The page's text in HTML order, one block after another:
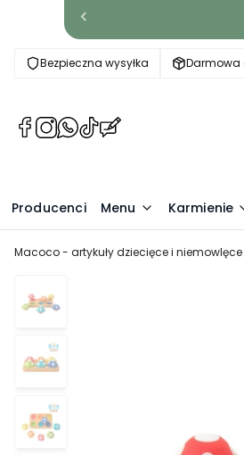
Bezpieczna wysyłka Darmowa
(Otwiera
karcie)
(Otwiera
karcie)
(Otwiera
karcie)
(Otwiera
karcie)
(Otwiera
karcie)
Producenci Menu Karmienie
Macoco - artykuły dziecięce i niemowlęce